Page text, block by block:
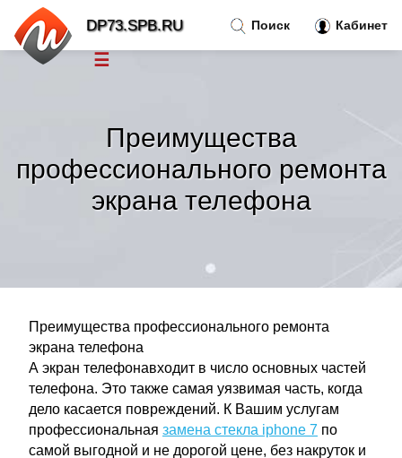
Преимущества
профессионального ремонта
экрана телефона
Преимущества профессионального ремонта
экрана телефона
А экран телефонавходит в число основных частей
телефона. Это также самая уязвимая часть, когда
дело касается повреждений. К Вашим услугам
профессиональная замена стекла iphone 7 по
самой выгодной и не дорогой цене, без накруток и
Поиск Кабинет
DP73.SPB.RU
☰
Тренды новостей»
»